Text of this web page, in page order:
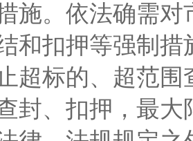
施。依法确需
和扣押等强制
超标的、超范
封、扣押，最